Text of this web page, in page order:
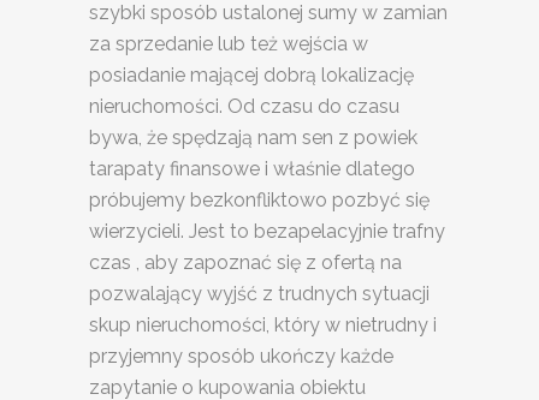
szybki sposób ustalonej sumy w zamian
za sprzedanie lub też wejścia w
posiadanie mającej dobrą lokalizację
nieruchomości. Od czasu do czasu
bywa, że spędzają nam sen z powiek
tarapaty finansowe i właśnie dlatego
próbujemy bezkonfliktowo pozbyć się
wierzycieli. Jest to bezapelacyjnie trafny
czas , aby zapoznać się z ofertą na
pozwalający wyjść z trudnych sytuacji
skup nieruchomości, który w nietrudny i
przyjemny sposób ukończy każde
zapytanie o kupowania obiektu